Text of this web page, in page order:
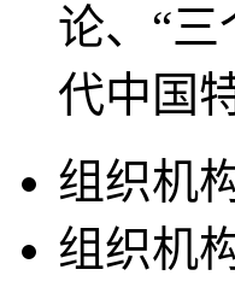
论、“
代中国
组织机
组织机